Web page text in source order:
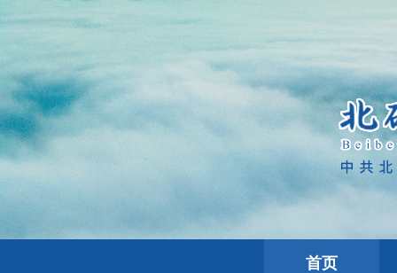
首页